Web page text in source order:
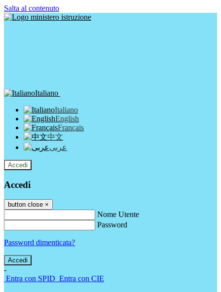
Salta al contenuto
Italiano
Italiano
English
Français
中文
عربى
Accedi
Accedi
button close ×
Nome Utente
Password
Password dimenticata?
-
Entra con SPID Entra con CIE